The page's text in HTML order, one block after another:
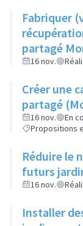
Fabriquer
partagé
16 nov.
Créer une
partagé
16 nov.
En
Propositions
Réduire le
futurs
16 nov.
Installer